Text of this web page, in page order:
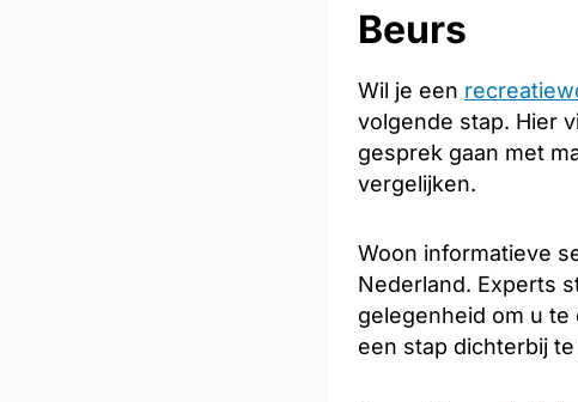
Beurs
Wil je een
volgende stap. Hier
gesprek gaan met
vergelijken.
Woon informatieve
Nederland. Experts
gelegenheid om u
een stap dichterbij